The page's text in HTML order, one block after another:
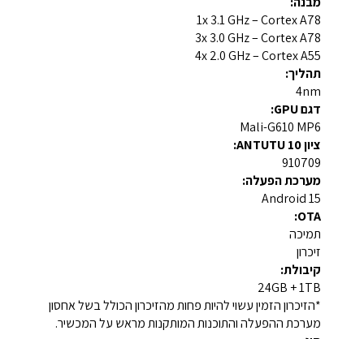
1x 3.1 GHz – Cortex A78
3x 3.0 GHz – Cortex A78
4x 2.0 GHz – Cortex A55
תהליך:
4nm
דגם GPU:
Mali-G610 MP6
ציון ANTUTU 10:
910709
מערכת הפעלה:
Android 15
OTA:
תמיכה
זיכרון
קיבולת:
24GB + 1TB
*הזיכרון הזמין עשוי להיות פחות מהזיכרון הכולל בשל אחסון
מערכת ההפעלה והתוכנות המותקנות מראש על המכשיר.